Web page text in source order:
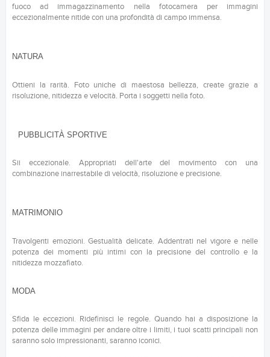
fuoco ad immagazzinamento nella fotocamera per immagini
eccezionalmente nitide con una profondità di campo immensa.
NATURA
Ottieni la rarità. Foto uniche di maestosa bellezza, create grazie a
risoluzione, nitidezza e velocità. Porta i soggetti nella foto.
PUBBLICITÀ SPORTIVE
Sii eccezionale. Appropriati dell'arte del movimento con una
combinazione inarrestabile di velocità, risoluzione e precisione.
MATRIMONIO
Travolgenti emozioni. Gestualità delicate. Addentrati nel vigore e nelle
potenza dei momenti più intimi con la precisione del controllo e la
nitidezza mozzafiato.
MODA
Sfida le eccezioni. Ridefinisci le regole. Quando hai a disposizione la
potenza delle immagini per andare oltre i limiti, i tuoi scatti principali non
saranno solo impressionanti, saranno iconici.